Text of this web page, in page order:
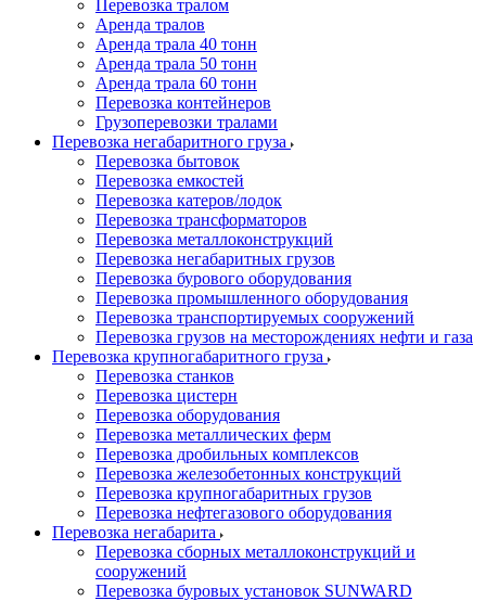
Перевозка тралом
Аренда тралов
Аренда трала 40 тонн
Аренда трала 50 тонн
Аренда трала 60 тонн
Перевозка контейнеров
Грузоперевозки тралами
Перевозка негабаритного груза
Перевозка бытовок
Перевозка емкостей
Перевозка катеров/лодок
Перевозка трансформаторов
Перевозка металлоконструкций
Перевозка негабаритных грузов
Перевозка бурового оборудования
Перевозка промышленного оборудования
Перевозка транспортируемых сооружений
Перевозка грузов на месторождениях нефти и газа
Перевозка крупногабаритного груза
Перевозка станков
Перевозка цистерн
Перевозка оборудования
Перевозка металлических ферм
Перевозка дробильных комплексов
Перевозка железобетонных конструкций
Перевозка крупногабаритных грузов
Перевозка нефтегазового оборудования
Перевозка негабарита
Перевозка сборных металлоконструкций и
сооружений
Перевозка буровых установок SUNWARD